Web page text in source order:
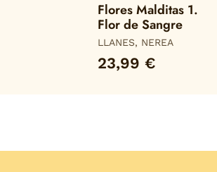
Flores Malditas 1.
Flor de Sangre
LLANES, NEREA
23,99 €